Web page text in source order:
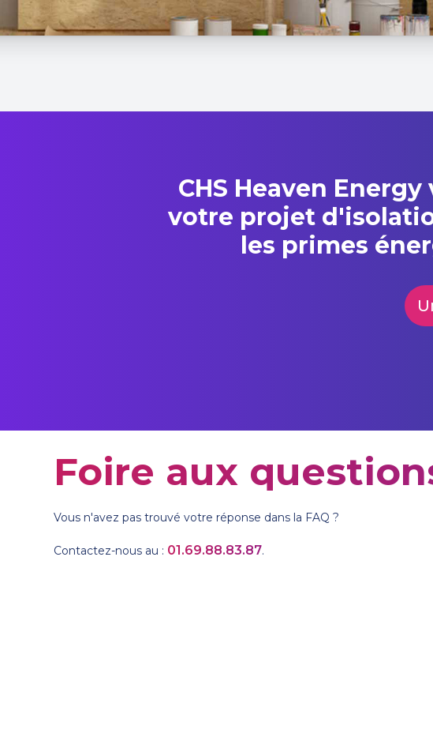
CHS Heaven Energy
votre projet
les primes
Foire aux
Vous n'avez pas trouvé votre réponse dans la FAQ ?
Contactez-nous au : 01.69.88.83.87.